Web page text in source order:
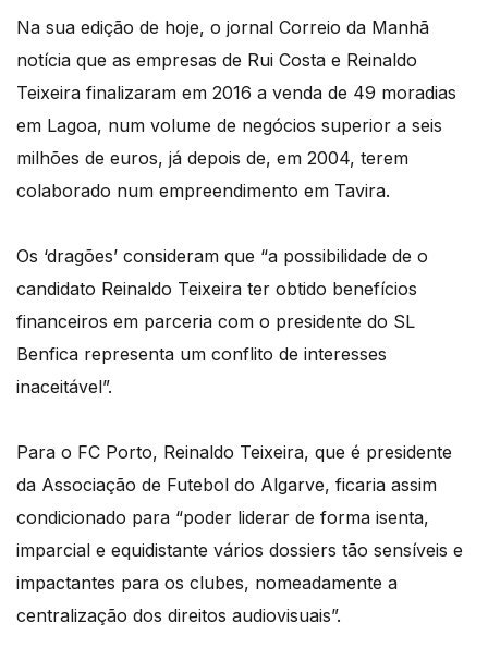
Na sua edição de hoje, o jornal Correio da Manhã
notícia que as empresas de Rui Costa e Reinaldo
Teixeira finalizaram em 2016 a venda de 49 moradias
em Lagoa, num volume de negócios superior a seis
milhões de euros, já depois de, em 2004, terem
colaborado num empreendimento em Tavira.
Os ‘dragões’ consideram que “a possibilidade de o
candidato Reinaldo Teixeira ter obtido benefícios
financeiros em parceria com o presidente do SL
Benfica representa um conflito de interesses
inaceitável”.
Para o FC Porto, Reinaldo Teixeira, que é presidente
da Associação de Futebol do Algarve, ficaria assim
condicionado para “poder liderar de forma isenta,
imparcial e equidistante vários dossiers tão sensíveis e
impactantes para os clubes, nomeadamente a
centralização dos direitos audiovisuais”.